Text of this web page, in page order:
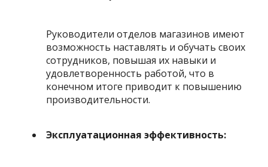
Руководители отделов магазинов имеют
возможность наставлять и обучать своих
сотрудников, повышая их навыки и
удовлетворенность работой, что в
конечном итоге приводит к повышению
производительности.
Эксплуатационная эффективность: